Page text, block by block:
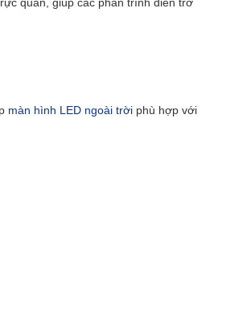
quan, giúp các phần trình diễn trở
màn hình LED ngoài trời phù hợp với